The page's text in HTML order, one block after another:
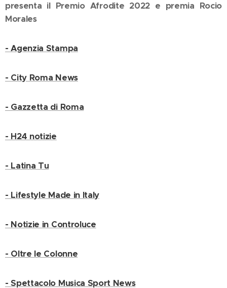
presenta il Premio Afrodite 2022 e premia Rocio
Morales
- Agenzia Stampa
- City Roma News
- Gazzetta di Roma
- H24 notizie
- Latina Tu
- Lifestyle Made in Italy
- Notizie in Controluce
- Oltre le Colonne
- Spettacolo Musica Sport News